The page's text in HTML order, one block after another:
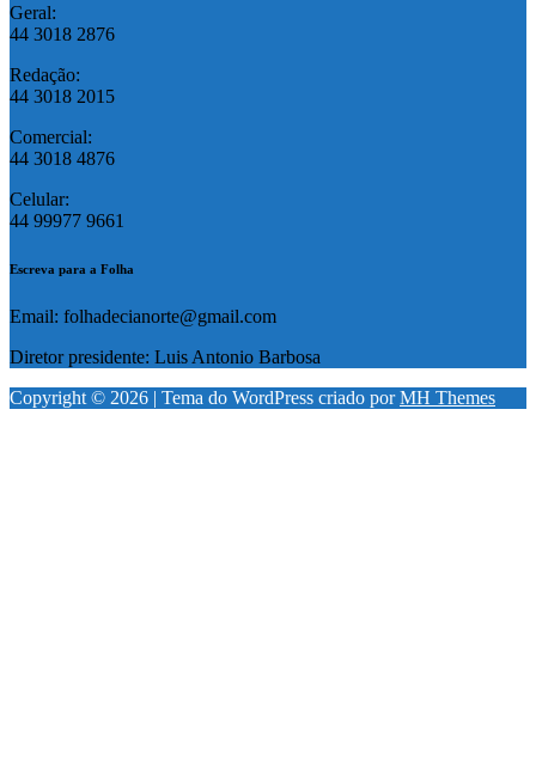
Geral:
44 3018 2876
Redação:
44 3018 2015
Comercial:
44 3018 4876
Celular:
44 99977 9661
Escreva para a Folha
Email: folhadecianorte@gmail.com
Diretor presidente: Luis Antonio Barbosa
Copyright © 2026 | Tema do WordPress criado porMH Themes